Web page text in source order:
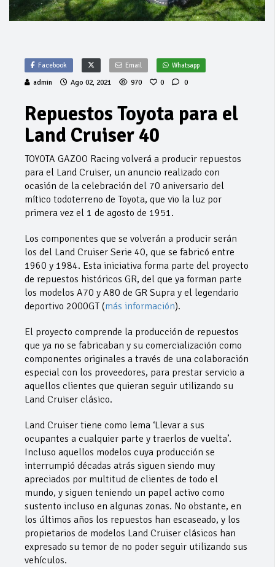
Facebook Email Whatsapp
admin Ago 02, 2021 970 0 0
Repuestos Toyota para el
Land Cruiser 40
TOYOTA GAZOO Racing volverá a producir repuestos
para el Land Cruiser, un anuncio realizado con
ocasión de la celebración del 70 aniversario del
mítico todoterreno de Toyota, que vio la luz por
primera vez el 1 de agosto de 1951.
Los componentes que se volverán a producir serán
los del Land Cruiser Serie 40, que se fabricó entre
1960 y 1984. Esta iniciativa forma parte del proyecto
de repuestos históricos GR, del que ya forman parte
los modelos A70 y A80 de GR Supra y el legendario
deportivo 2000GT (más información).
El proyecto comprende la producción de repuestos
que ya no se fabricaban y su comercialización como
componentes originales a través de una colaboración
especial con los proveedores, para prestar servicio a
aquellos clientes que quieran seguir utilizando su
Land Cruiser clásico.
Land Cruiser tiene como lema ‘Llevar a sus
ocupantes a cualquier parte y traerlos de vuelta’.
Incluso aquellos modelos cuya producción se
interrumpió décadas atrás siguen siendo muy
apreciados por multitud de clientes de todo el
mundo, y siguen teniendo un papel activo como
sustento incluso en algunas zonas. No obstante, en
los últimos años los repuestos han escaseado, y los
propietarios de modelos Land Cruiser clásicos han
expresado su temor de no poder seguir utilizando sus
vehículos.